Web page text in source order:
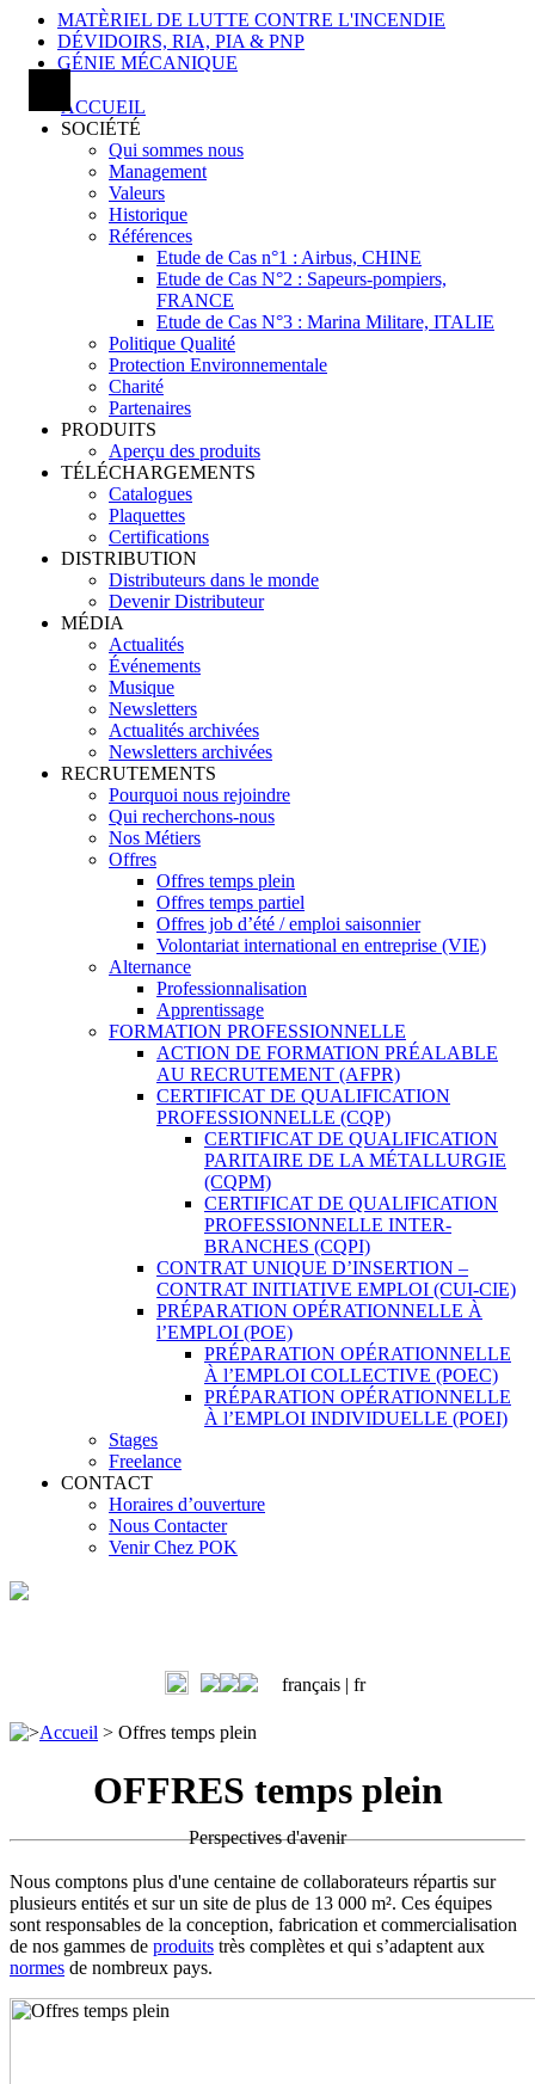
MATÈRIEL DE LUTTE CONTRE L'INCENDIE
DÉVIDOIRS, RIA, PIA & PNP
GÉNIE MÉCANIQUE
ACCUEIL
SOCIÉTÉ
Qui sommes nous
Management
Valeurs
Historique
Références
Etude de Cas n°1 : Airbus, CHINE
Etude de Cas N°2 : Sapeurs-pompiers,
FRANCE
Etude de Cas N°3 : Marina Militare, ITALIE
Politique Qualité
Protection Environnementale
Charité
Partenaires
PRODUITS
Aperçu des produits
TÉLÉCHARGEMENTS
Catalogues
Plaquettes
Certifications
DISTRIBUTION
Distributeurs dans le monde
Devenir Distributeur
MÉDIA
Actualités
Événements
Musique
Newsletters
Actualités archivées
Newsletters archivées
RECRUTEMENTS
Pourquoi nous rejoindre
Qui recherchons-nous
Nos Métiers
Offres
Offres temps plein
Offres temps partiel
Offres job d’été / emploi saisonnier
Volontariat international en entreprise (VIE)
Alternance
Professionnalisation
Apprentissage
FORMATION PROFESSIONNELLE
ACTION DE FORMATION PRÉALABLE
AU RECRUTEMENT (AFPR)
CERTIFICAT DE QUALIFICATION
PROFESSIONNELLE (CQP)
CERTIFICAT DE QUALIFICATION
PARITAIRE DE LA MÉTALLURGIE
(CQPM)
CERTIFICAT DE QUALIFICATION
PROFESSIONNELLE INTER-
BRANCHES (CQPI)
CONTRAT UNIQUE D’INSERTION –
CONTRAT INITIATIVE EMPLOI (CUI-CIE)
PRÉPARATION OPÉRATIONNELLE À
l’EMPLOI (POE)
PRÉPARATION OPÉRATIONNELLE
À l’EMPLOI COLLECTIVE (POEC)
PRÉPARATION OPÉRATIONNELLE
À l’EMPLOI INDIVIDUELLE (POEI)
Stages
Freelance
CONTACT
Horaires d’ouverture
Nous Contacter
Venir Chez POK
français | fr
>Accueil > Offres temps plein
OFFRES temps plein
Perspectives d'avenir
Nous comptons plus d'une centaine de collaborateurs répartis sur
plusieurs entités et sur un site de plus de 13 000 m². Ces équipes
sont responsables de la conception, fabrication et commercialisation
de nos gammes de produits très complètes et qui s’adaptent aux
normes de nombreux pays.